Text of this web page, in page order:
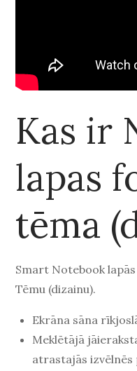
Kas ir
lapas
tēma
Smart Notebook
Tēmu (dizainu).
Ekrāna sāna
Meklētājā
atrastajās izvēlnēs